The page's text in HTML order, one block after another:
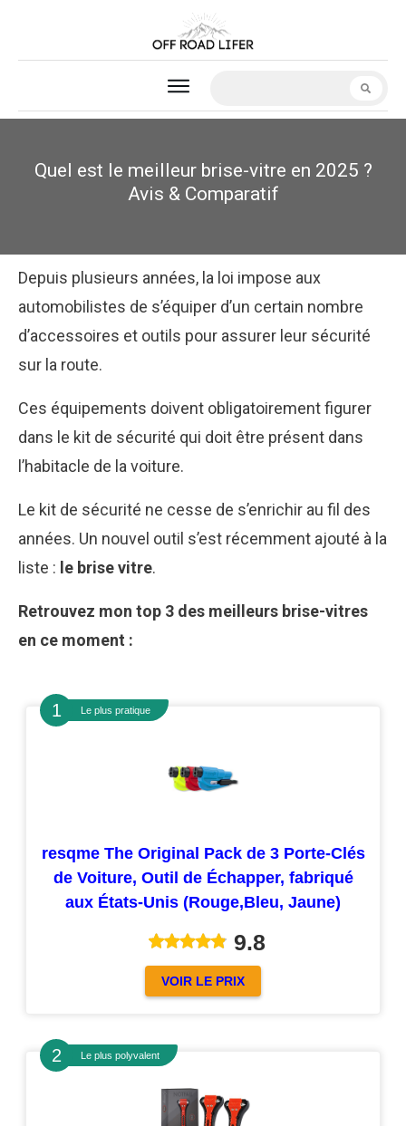
Quel est le meilleur brise-vitre en 2025 ?
Avis & Comparatif
Depuis plusieurs années, la loi impose aux
automobilistes de s’équiper d’un certain nombre
d’accessoires et outils pour assurer leur sécurité
sur la route.
Ces équipements doivent obligatoirement figurer
dans le kit de sécurité qui doit être présent dans
l’habitacle de la voiture.
Le kit de sécurité ne cesse de s’enrichir au fil des
années. Un nouvel outil s’est récemment ajouté à la
liste : le brise vitre.
Retrouvez mon top 3 des meilleurs brise-vitres
en ce moment :
Le plus pratique
resqme The Original Pack de 3 Porte-Clés
de Voiture, Outil de Échapper, fabriqué
aux États-Unis (Rouge,Bleu, Jaune)
9.8
VOIR LE PRIX
Le plus polyvalent